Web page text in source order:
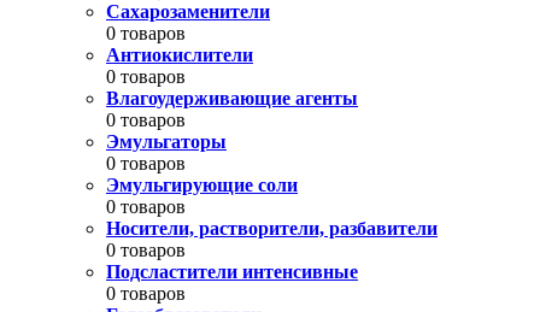
Сахарозаменители
0 товаров
Антиокислители
0 товаров
Влагоудерживающие агенты
0 товаров
Эмульгаторы
0 товаров
Эмульгирующие соли
0 товаров
Носители, растворители, разбавители
0 товаров
Подсластители интенсивные
0 товаров